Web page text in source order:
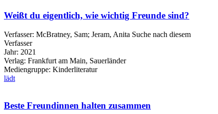
Weißt du eigentlich, wie wichtig Freunde sind?
Verfasser: McBratney, Sam; Jeram, Anita Suche nach diesem
Verfasser
Jahr: 2021
Verlag: Frankfurt am Main, Sauerländer
Mediengruppe: Kinderliteratur
lädt
Beste Freundinnen halten zusammen